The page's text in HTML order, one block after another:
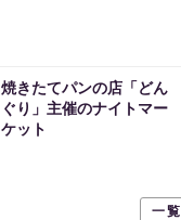
焼きたてパンの店「どん
ぐり」主催のナイトマー
ケット
一覧